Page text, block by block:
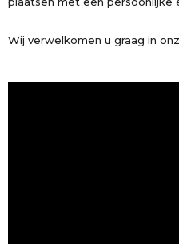
Wij verwelkomen u graag in